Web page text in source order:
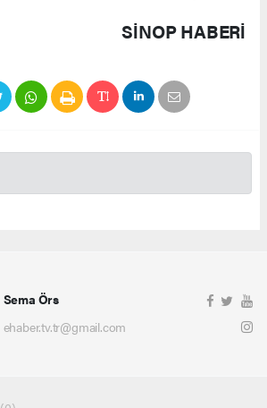
SINOP HABERİ
Sema Örs
ehaber.tv.tr@gmail.com